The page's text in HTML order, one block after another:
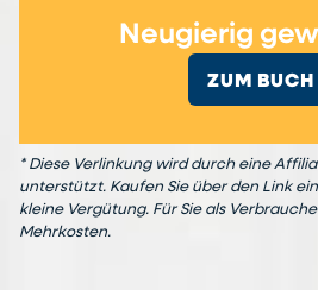
Neugierig
ZUM BUCH
* Diese Verlinkung wird durch eine
unterstützt. Kaufen Sie über den Link
kleine Vergütung. Für Sie als
Mehrkosten.